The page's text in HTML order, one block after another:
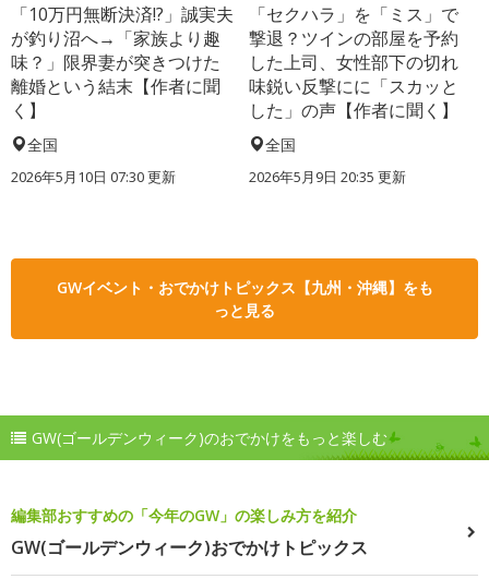
「10万円無断決済!?」誠実夫
が釣り沼へ→「家族より趣
味？」限界妻が突きつけた
離婚という結末【作者に聞
く】
全国
2026年5月10日 07:30 更新
「セクハラ」を「ミス」で
撃退？ツインの部屋を予約
した上司、女性部下の切れ
味鋭い反撃にに「スカッと
した」の声【作者に聞く】
全国
2026年5月9日 20:35 更新
GWイベント・おでかけトピックス【九州・沖縄】をも
っと見る
GW(ゴールデンウィーク)のおでかけをもっと楽しむ
編集部おすすめの「今年のGW」の楽しみ方を紹介
GW(ゴールデンウィーク)おでかけトピックス